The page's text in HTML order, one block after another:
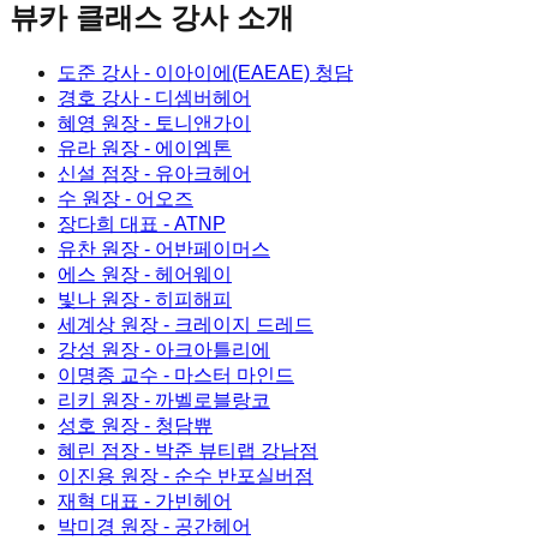
뷰카 클래스 강사 소개
도준 강사 - 이아이에(EAEAE) 청담
경호 강사 - 디셈버헤어
혜영 원장 - 토니앤가이
유라 원장 - 에이엠톤
신설 점장 - 유아크헤어
수 원장 - 어오즈
장다희 대표 - ATNP
유찬 원장 - 어반페이머스
에스 원장 - 헤어웨이
빛나 원장 - 히피해피
세계상 원장 - 크레이지 드레드
강성 원장 - 아크아틀리에
이명종 교수 - 마스터 마인드
리키 원장 - 까벨로블랑코
성호 원장 - 청담쀼
혜린 점장 - 박준 뷰티랩 강남점
이진용 원장 - 순수 반포실버점
재혁 대표 - 가빈헤어
박미경 원장 - 공간헤어